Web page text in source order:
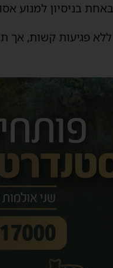
בניסיון למנוע
פגיעות קשות, אך